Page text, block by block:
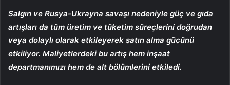
Salgın ve Rusya-Ukrayna savaşı nedeniyle güç ve gıda
artışları da tüm üretim ve tüketim süreçlerini doğrudan
veya dolaylı olarak etkileyerek satın alma gücünü
etkiliyor. Maliyetlerdeki bu artış hem inşaat
departmanımızı hem de alt bölümlerini etkiledi.